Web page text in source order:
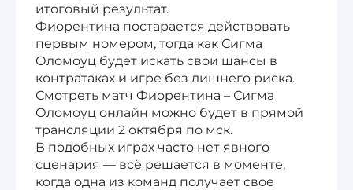
итоговый результат.
Фиорентина постарается действовать
первым номером, тогда как Сигма
Оломоуц будет искать свои шансы в
контратаках и игре без лишнего риска.
Смотреть матч Фиорентина – Сигма
Оломоуц онлайн можно будет в прямой
трансляции 2 октября по мск.
В подобных играх часто нет явного
сценария — всё решается в моменте,
когда одна из команд получает свое